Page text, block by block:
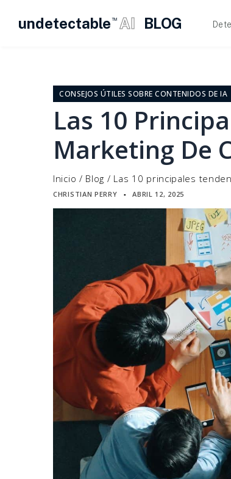
undetectable TM AI BLOG
contenido CONSEJOS ÚTILES SOBRE CONTENIDOS DE IA
Las 10
Marketing De
Inicio / Blog / Las 10 principales
CHRISTIAN PERRY ▪ ABRIL 12, 2025